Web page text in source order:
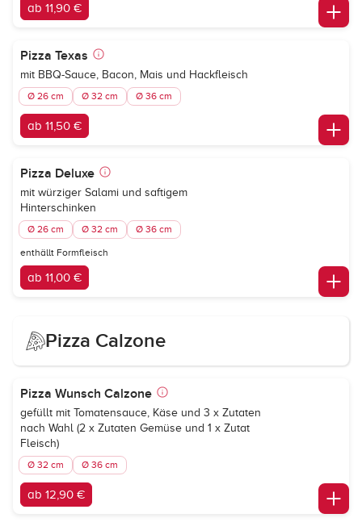
ab 11,90 €
Pizza Texas
mit BBQ-Sauce, Bacon, Mais und Hackfleisch
Ø 26 cm Ø 32 cm Ø 36 cm
ab 11,50 €
Pizza Deluxe
mit würziger Salami und saftigem
Hinterschinken
Ø 26 cm Ø 32 cm Ø 36 cm
enthällt Formfleisch
ab 11,00 €
Pizza Calzone
Pizza Wunsch Calzone
gefüllt mit Tomatensauce, Käse und 3 x Zutaten
nach Wahl (2 x Zutaten Gemüse und 1 x Zutat
Fleisch)
Ø 32 cm Ø 36 cm
ab 12,90 €